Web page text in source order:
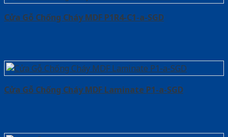
Cửa Gỗ Chống Cháy MDF P1R4-C1-a-SGD
Cửa Gỗ Chống Cháy MDF Laminate P1-a-SGD